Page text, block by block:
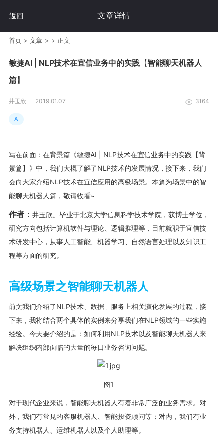
返回 文章详情
首页>文章 > > 正文
敏捷AI | NLP技术在宜信业务中的实践【智能聊天机器人
篇】
井玉欣 2019.01.07 3164
AI
写在前面： 在背景篇《敏捷AI | NLP技术在宜信业务中的实践【背
景篇】》中，我们大概了解了NLP技术的发展情况，接下来，我们
会向大家介绍NLP技术在宜信应用的高级场景。本篇为场景中的智
能聊天机器人篇，敬请收看~
作者： 井玉欣。 毕业于北京大学信息科学技术学院，获博士学位，
研究方向包括计算机软件与理论、逻辑推理等，目前就职于宜信技
术研发中心，从事人工智能、机器学习、自然语言处理以及知识工
程等方面的研究。
高级场景之智能聊天机器人
前文我们介绍了NLP技术、数据、服务上相关演化发展的过程，接
下来，我将结合两个具体的实例来分享我们在NLP领域的一些实施
经验。今天要介绍的是：如何利用NLP技术以及智能聊天机器人来
解决组织内部面临的大量的每日业务咨询问题。
图1
对于现代企业来说，智能聊天机器人有着非常广泛的业务需求。对
外，我们有常见的客服机器人、智能投资顾问等；对内，我们有业
务支持机器人、运维机器人以及个人助理等。